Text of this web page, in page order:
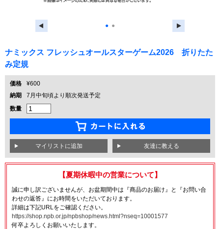
● ●
ナミックス フレッシュオールスターゲーム2026 折りたた
み定規
価格
¥600
納期
7月中旬頃より順次発送予定
数量
友達に教える
【夏期休暇中の営業について】
誠に申し訳ございませんが、お盆期間中は『商品のお届け』と『お問い合
わせの返答』にお時間をいただいております。
詳細は下記URLをご確認ください。
https://shop.npb.or.jp/npbshop/news.html?nseq=10001577
何卒よろしくお願いいたします。